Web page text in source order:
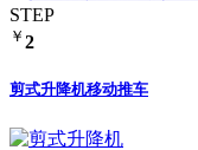
STEP
￥ 2
剪式升降机移动推车